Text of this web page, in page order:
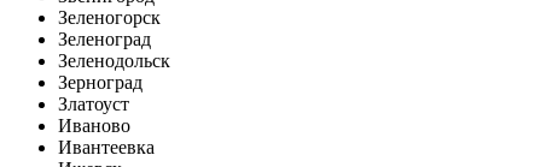
Зеленогорск
Зеленоград
Зеленодольск
Зерноград
Златоуст
Иваново
Ивантеевка